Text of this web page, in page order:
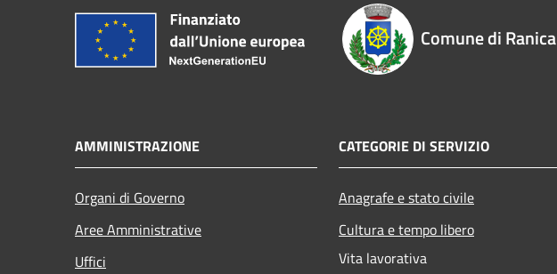
Comune di Ranica
AMMINISTRAZIONE
Organi di Governo
Aree Amministrative
Uffici
CATEGORIE DI SERVIZIO
Anagrafe e stato civile
Cultura e tempo libero
Vita lavorativa